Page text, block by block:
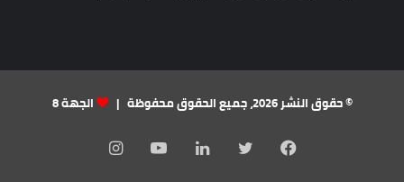
© حقوق النشر 2026، جميع الحقوق محفوظة | الجهة 8